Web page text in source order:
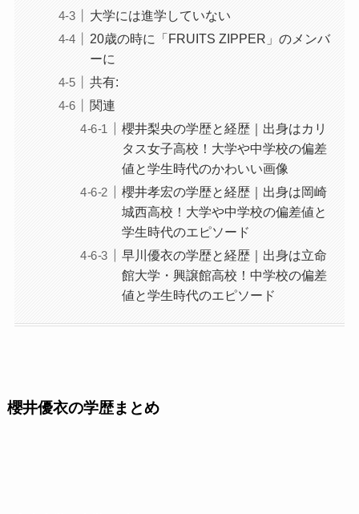
大学には進学していない
20歳の時に「FRUITS ZIPPER」のメンバ
ーに
共有:
関連
櫻井梨央の学歴と経歴｜出身はカリ
タス女子高校！大学や中学校の偏差
値と学生時代のかわいい画像
櫻井孝宏の学歴と経歴｜出身は岡崎
城西高校！大学や中学校の偏差値と
学生時代のエピソード
早川優衣の学歴と経歴｜出身は立命
館大学・興譲館高校！中学校の偏差
値と学生時代のエピソード
櫻井優衣の学歴まとめ